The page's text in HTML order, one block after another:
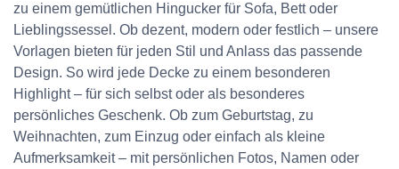
zu einem gemütlichen Hingucker für Sofa, Bett oder
Lieblingssessel. Ob dezent, modern oder festlich – unsere
Vorlagen bieten für jeden Stil und Anlass das passende
Design. So wird jede Decke zu einem besonderen
Highlight – für sich selbst oder als besonderes
persönliches Geschenk. Ob zum Geburtstag, zu
Weihnachten, zum Einzug oder einfach als kleine
Aufmerksamkeit – mit persönlichen Fotos, Namen oder